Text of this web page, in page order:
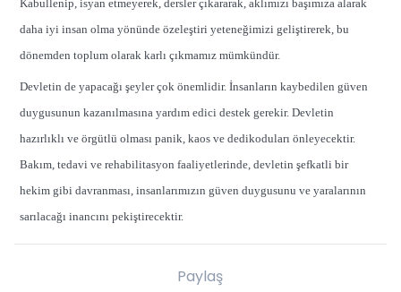
Kabullenip, isyan etmeyerek, dersler çıkararak, aklımızı başımıza alarak
daha iyi insan olma yönünde özeleştiri yeteneğimizi geliştirerek, bu
dönemden toplum olarak karlı çıkmamız mümkündür.
Devletin de yapacağı şeyler çok önemlidir. İnsanların kaybedilen güven
duygusunun kazanılmasına yardım edici destek gerekir. Devletin
hazırlıklı ve örgütlü olması panik, kaos ve dedikoduları önleyecektir.
Bakım, tedavi ve rehabilitasyon faaliyetlerinde, devletin şefkatli bir
hekim gibi davranması, insanlarımızın güven duygusunu ve yaralarının
sarılacağı inancını pekiştirecektir.
Paylaş